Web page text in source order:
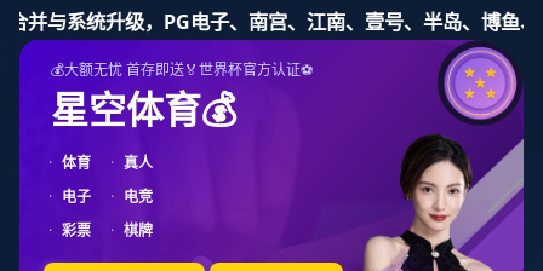
PG东升国际
PG东升国际 PG东升国际公告 十大PG东升国际
PG东升国际资讯
名家专栏
市场分析
PG东升国际地图